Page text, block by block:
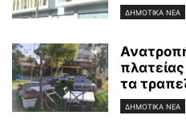
ΔΗΜΟΤΙΚΑ ΝΕΑ
τα
ΔΗΜΟΤΙΚΑ ΝΕΑ